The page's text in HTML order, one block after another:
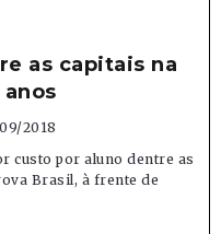
as capitais na
anos
2018
custo por aluno dentre as
Brasil, à frente de